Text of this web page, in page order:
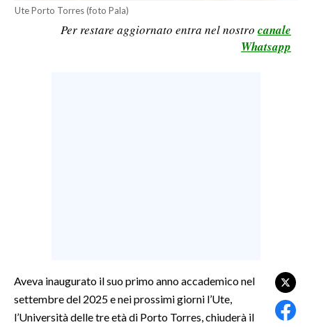
Ute Porto Torres (foto Pala)
Per restare aggiornato entra nel nostro canale
Whatsapp
Aveva inaugurato il suo primo anno accademico nel
settembre del 2025 e nei prossimi giorni l’Ute,
l’Università delle tre età di Porto Torres, chiuderà il